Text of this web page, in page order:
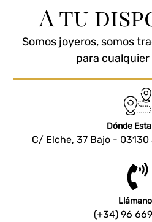
A tu
Somos joyeros, somos
para
Dónde
C/ Elche, 37 Bajo -
(+34) 96